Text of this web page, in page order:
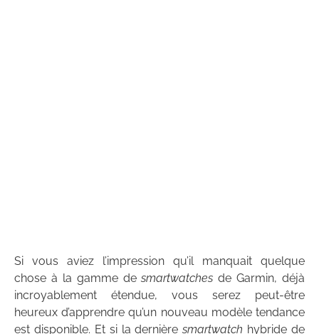
Si vous aviez l’impression qu’il manquait quelque
chose à la gamme desmartwatches de Garmin, déjà
incroyablement étendue, vous serez peut-être
heureux d’apprendre qu’un nouveau modèle tendance
est disponible. Et si la dernièresmartwatch hybride de